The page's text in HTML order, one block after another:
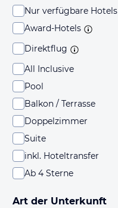
Nur verfügbare Hotels
Award-Hotels
Direktflug
All Inclusive
Pool
Balkon / Terrasse
Doppelzimmer
Suite
inkl. Hoteltransfer
Ab 4 Sterne
Art der Unterkunft